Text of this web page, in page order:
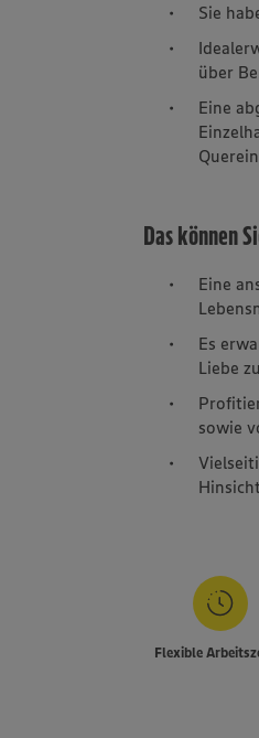
Sie
über
Eine
Das können
Eine
Es
Liebe
sowie
Flexible